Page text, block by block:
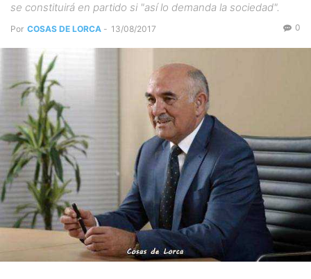
se constituirá en partido si "así lo demanda la sociedad".
Por COSAS DE LORCA - 13/08/2017 0